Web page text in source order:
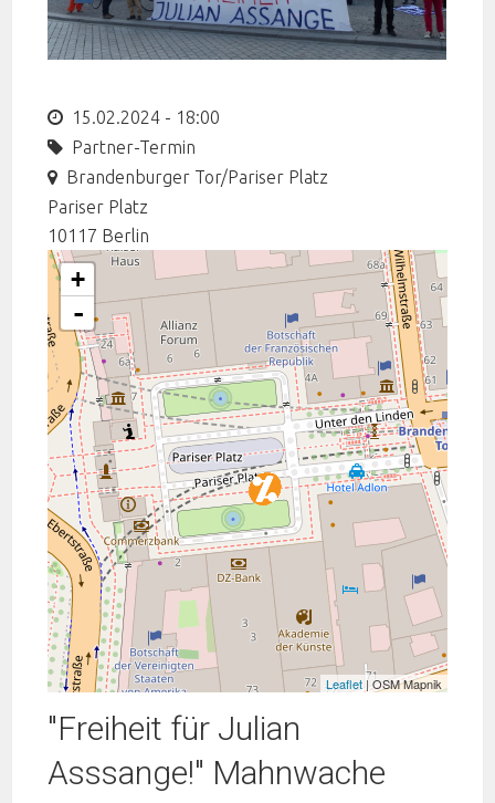
15.02.2024 - 18:00
Partner-Termin
Brandenburger Tor/Pariser Platz
Pariser Platz
10117 Berlin
+
-
Leaflet| OSM Mapnik
"Freiheit für Julian
Asssange!" Mahnwache